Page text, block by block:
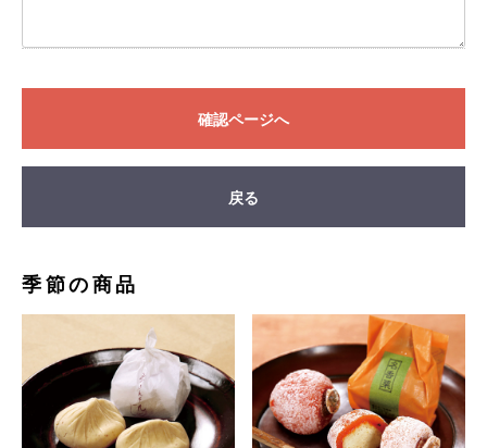
確認ページへ
戻る
季節の商品